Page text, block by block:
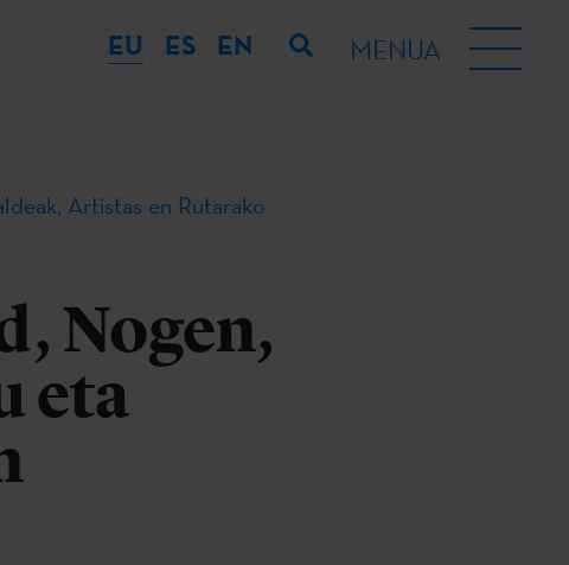
EU ES EN MENUA
Artistas en Rutarako
Nogen,
eta